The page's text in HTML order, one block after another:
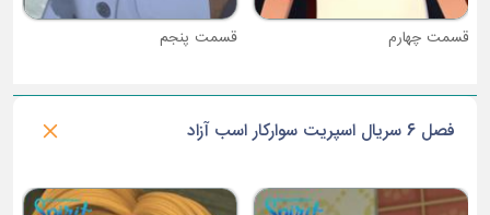
قسمت چهارم قسمت پنجم
فصل 6 سریال اسپریت سوارکار اسب آزاد